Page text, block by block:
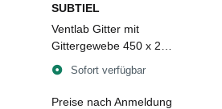
SUBTIEL
Ventlab Gitter mit
Gittergewebe 450 x 220
mm, schwarz
Sofort verfügbar
Preise nach Anmeldung